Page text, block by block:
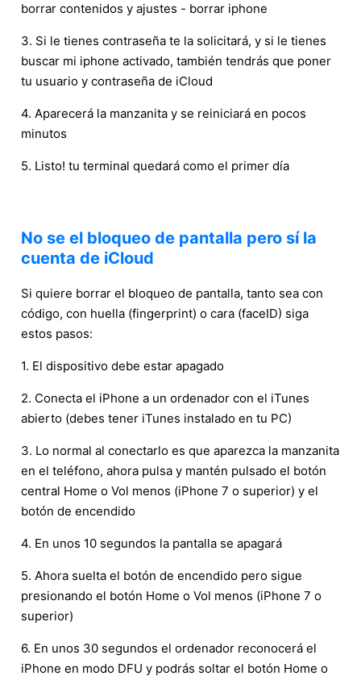
borrar contenidos y ajustes - borrar iphone
3. Si le tienes contraseña te la solicitará, y si le tienes
buscar mi iphone activado, también tendrás que poner
tu usuario y contraseña de iCloud
4. Aparecerá la manzanita y se reiniciará en pocos
minutos
5. Listo! tu terminal quedará como el primer día
No se el bloqueo de pantalla pero sí la
cuenta de iCloud
Si quiere borrar el bloqueo de pantalla, tanto sea con
código, con huella (fingerprint) o cara (faceID) siga
estos pasos:
1. El dispositivo debe estar apagado
2. Conecta el iPhone a un ordenador con el iTunes
abierto (debes tener iTunes instalado en tu PC)
3. Lo normal al conectarlo es que aparezca la manzanita
en el teléfono, ahora pulsa y mantén pulsado el botón
central Home o Vol menos (iPhone 7 o superior) y el
botón de encendido
4. En unos 10 segundos la pantalla se apagará
5. Ahora suelta el botón de encendido pero sigue
presionando el botón Home o Vol menos (iPhone 7 o
superior)
6. En unos 30 segundos el ordenador reconocerá el
iPhone en modo DFU y podrás soltar el botón Home o